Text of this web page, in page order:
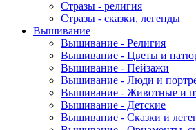
Стразы - религия
Стразы - сказки, легенды
Вышивание
Вышивание - Религия
Вышивание - Цветы и
Вышивание - Пейзажи
Вышивание - Люди и
Вышивание - Животные и
Вышивание - Детские
Вышивание - Сказки и